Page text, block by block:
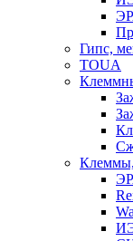
Гипс,
TOUA